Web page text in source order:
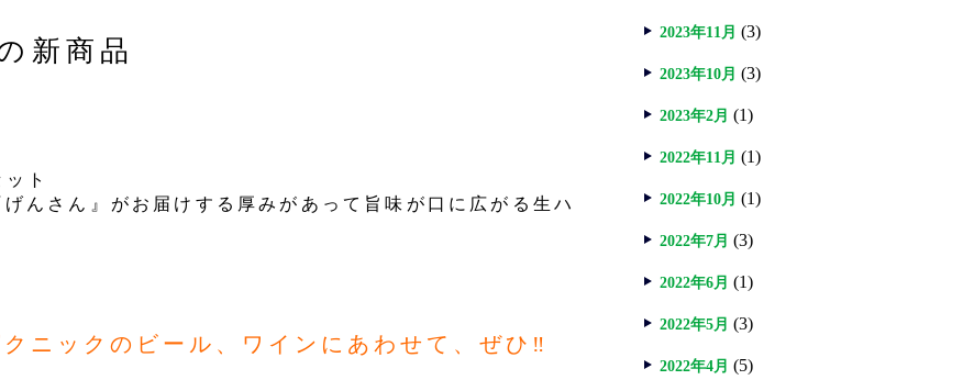
新商品
ト
んさん』がお届けする厚みがあって旨味が口に広がる生ハ
ニックのビール、ワインにあわせて、ぜひ‼
2023年11月 (3)
2023年10月 (3)
2023年2月 (1)
2022年11月 (1)
2022年10月 (1)
2022年7月 (3)
2022年6月 (1)
2022年5月 (3)
2022年4月 (5)